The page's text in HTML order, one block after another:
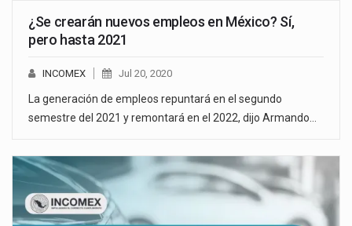
¿Se crearán nuevos empleos en México? Sí,
pero hasta 2021
INCOMEX Jul 20, 2020
La generación de empleos repuntará en el segundo
semestre del 2021 y remontará en el 2022, dijo Armando…